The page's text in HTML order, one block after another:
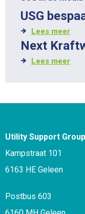
USG
Lees meer
Next
Lees meer
Utility Support Group
Kampstraat 101
6163 HE Geleen
Postbus 603